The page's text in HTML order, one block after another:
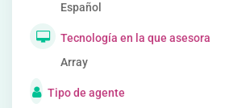
Español
Tecnología en la que asesora
Array
Tipo de agente